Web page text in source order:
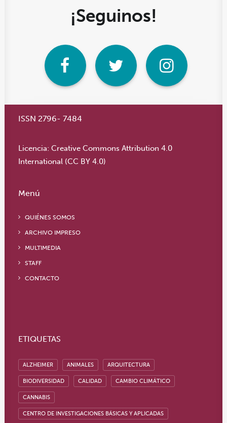
¡Seguinos!
ISSN 2796- 7484
Licencia: Creative Commons Attribution 4.0
International (CC BY 4.0)
Menú
QUIÉNES SOMOS
ARCHIVO IMPRESO
MULTIMEDIA
STAFF
CONTACTO
ETIQUETAS
ALZHEIMER ANIMALES ARQUITECTURA
BIODIVERSIDAD CALIDAD CAMBIO CLIMÁTICO
CANNABIS
CENTRO DE INVESTIGACIONES BÁSICAS Y APLICADAS